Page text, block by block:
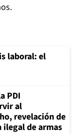
laboral: el
PDI
al
revelación de
ilegal de armas